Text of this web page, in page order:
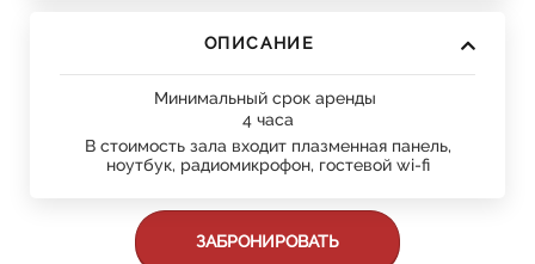
ОПИСАНИЕ
Минимальный срок аренды
4 часа
В стоимость зала входит плазменная панель,
ноутбук, радиомикрофон, гостевой wi-fi
ЗАБРОНИРОВАТЬ